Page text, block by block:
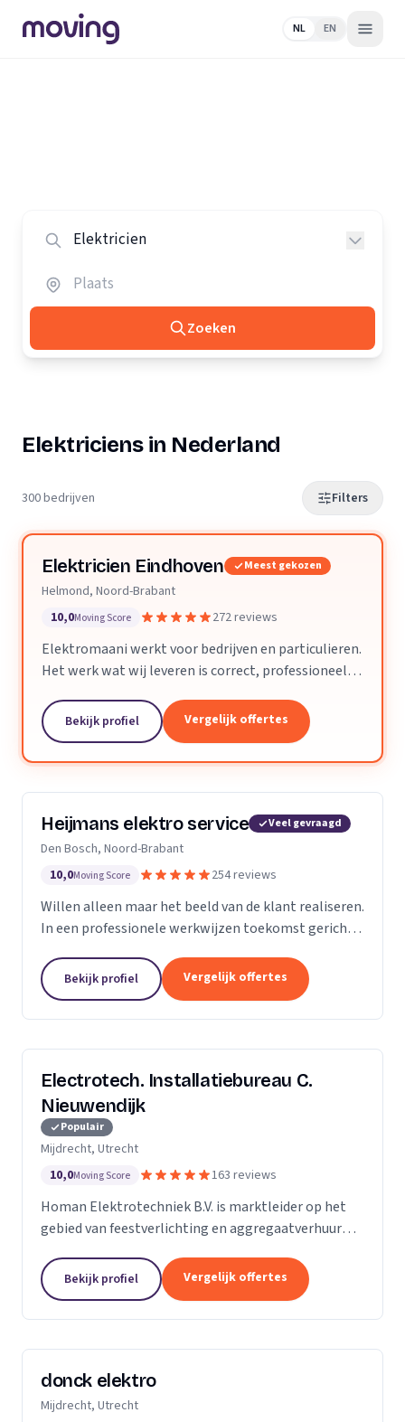
NL EN
Zoeken
Elektriciens in Nederland
300 bedrijven Filters
Elektricien Eindhoven Meest gekozen
Helmond, Noord-Brabant
10,0Moving Score 272 reviews
Elektromaani werkt voor bedrijven en particulieren.
Het werk wat wij leveren is correct, professioneel
of grote projecten zijn geen enkel probleem.
Bekijk profiel Vergelijk offertes
Heijmans elektro service Veel gevraagd
Den Bosch, Noord-Brabant
10,0Moving Score 254 reviews
Willen alleen maar het beeld van de klant realiseren.
In een professionele werkwijzen toekomst gericht.
toekomst.
Bekijk profiel Vergelijk offertes
Electrotech. Installatiebureau C.
Nieuwendijk
Populair
Mijdrecht, Utrecht
10,0Moving Score 163 reviews
Homan Elektrotechniek B.V. is marktleider op het
gebied van feestverlichting en aggregaatverhuur
energievoorziening van kermissen door heel
Nederland.
Bekijk profiel Vergelijk offertes
donck elektro
Mijdrecht, Utrecht